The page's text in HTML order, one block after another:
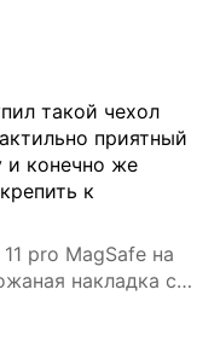
такой чехол
приятный
и конечно же
к
pro MagSafe на
накладка с